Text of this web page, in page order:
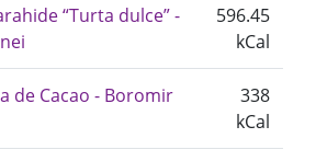
“Turta dulce” -
596.45
kCal
de Cacao - Boromir
338
kCal